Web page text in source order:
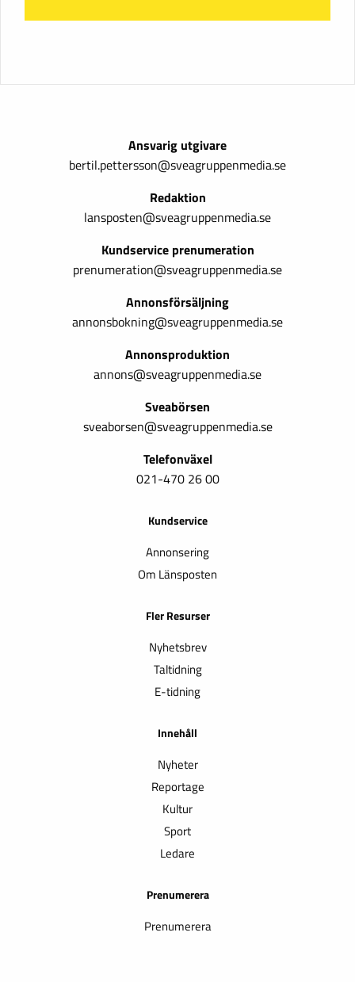
Ansvarig utgivare
bertil.pettersson@sveagruppenmedia.se
Redaktion
lansposten@sveagruppenmedia.se
Kundservice prenumeration
prenumeration@sveagruppenmedia.se
Annonsförsäljning
annonsbokning@sveagruppenmedia.se
Annonsproduktion
annons@sveagruppenmedia.se
Sveabörsen
sveaborsen@sveagruppenmedia.se
Telefonväxel
021-470 26 00
Kundservice
Annonsering
Om Länsposten
Fler Resurser
Nyhetsbrev
Taltidning
E-tidning
Innehåll
Nyheter
Reportage
Kultur
Sport
Ledare
Prenumerera
Prenumerera